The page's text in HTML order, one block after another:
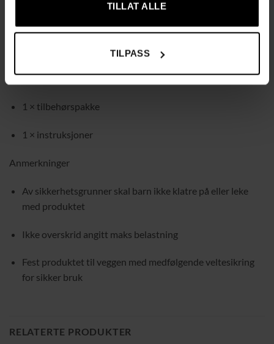
TILLAT ALLE
TILPASS
1 × veltesikring
1 × tilbehørspakke
1 × instruksjoner
Anmerkninger
Av sikkerhetsgrunner skal barn ikke klatre på eller leke
med produktet
Ikke overskrid angitt maks belastning
Fest produktet til veggen med medfølgende veltesikring
for sikker bruk
RELATERTE PRODUKTER